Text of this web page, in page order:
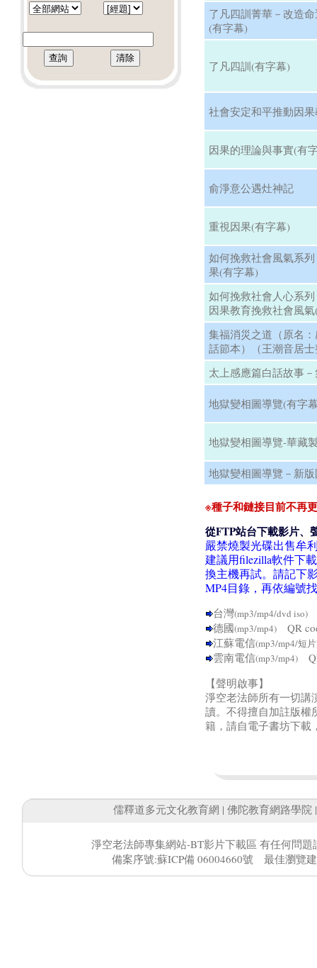
了凡四訓菁華－改造
(有字幕)
了凡四訓(有字幕)
社會安定和平推動因
因果的理論與事實(有
俞淨意公遇灶神記
重視因果(有字幕)
如何挽救社會風氣系
果(有字幕)
如何挽救社會人心系
因果教育挽救社會風
集福消災之道（原名
話節本）（王潮音居
太上感應篇白話故事
地獄變相圖導覽(有字
地獄變相圖導覽-華藏
地獄變相圖導覽－新
※種子和鏈接目前不再
從FTP站台下載影片、
嚴禁燒製光碟出售牟
建議用filezilla軟件下
換主機再試。請記下
MP4目錄，再依編號
台灣(mp3/mp4/dvd iso)
德國(mp3/mp4) QR
江蘇電信(mp3/mp4/短
雲南電信(mp3/mp4)
【聲明啟事】
淨空老法師所有一切講
讀。不得擅自加註版權
籍，請自電子書坊下載
儒釋道多元文化教育網 |佛陀教育網路學院
淨空老法師專集網站-BT影片下載區 有任何問題
備案序號:蘇ICP備 06004660號 最佳瀏覽